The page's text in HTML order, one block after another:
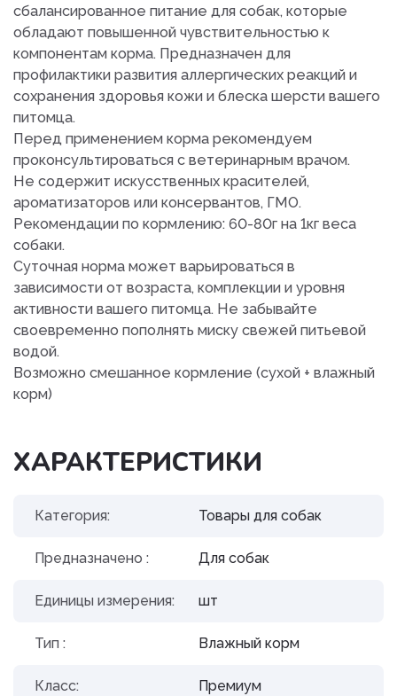
сбалансированное питание для собак, которые
обладают повышенной чувствительностью к
компонентам корма. Предназначен для
профилактики развития аллергических реакций и
сохранения здоровья кожи и блеска шерсти вашего
питомца.
Перед применением корма рекомендуем
проконсультироваться с ветеринарным врачом.
Не содержит искусственных красителей,
ароматизаторов или консервантов, ГМО.
Рекомендации по кормлению: 60-80г на 1кг веса
собаки.
Суточная норма может варьироваться в
зависимости от возраста, комплекции и уровня
активности вашего питомца. Не забывайте
своевременно пополнять миску свежей питьевой
водой.
Возможно смешанное кормление (сухой + влажный
корм)
ХАРАКТЕРИСТИКИ
Категория: Товары для собак
Предназначено : Для собак
Единицы измерения: шт
Тип : Влажный корм
Класс: Премиум